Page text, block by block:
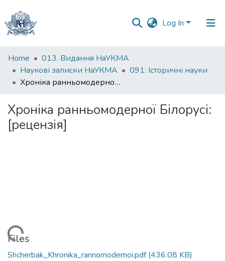
Log In
Communities
&
Collections
Statistics
Home
013. Видання НаУКМА
Наукові записки НаУКМА
091: Історичні науки
Хроніка ранньомодерної Білорусі: [рецензія]
Хроніка ранньомодерної Білорусі:
[рецензія]
Loading...
Files
Shcherbak_Khronika_rannomodernoi.pdf(436.08 KB)